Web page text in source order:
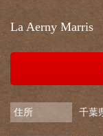
La Aerny
住所 千葉